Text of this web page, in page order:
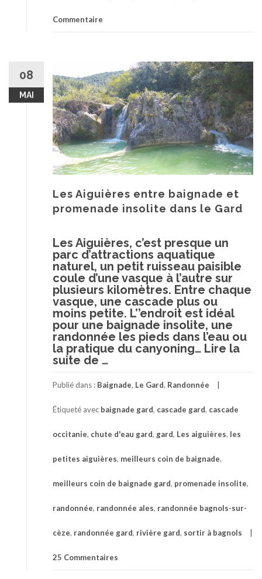
les
Commentaire
08
MAI
Les Aiguières entre baignade et
promenade insolite dans le Gard
Les Aiguières, c’est presque un
parc d’attractions aquatique
naturel, un petit ruisseau paisible
coule d’une vasque à l’autre sur
plusieurs kilomètres. Entre chaque
vasque, une cascade plus ou
moins petite. L’’endroit est idéal
pour une baignade insolite, une
randonnée les pieds dans l’eau ou
la pratique du canyoning… Lire la
suite de à
Aiguières
baignade
et
promenade
insolite
dans
le
Gard
…
Publié dans : Baignade, Le Gard, Randonnée
Étiqueté avec baignade gard, cascade gard, cascade
occitanie, chute d'eau gard, gard, Les aiguières, les
petites aiguières, meilleurs coin de baignade,
meilleurs coin de baignade gard, promenade insolite,
randonnée, randonnée ales, randonnée bagnols-sur-
cèze, randonnée gard, rivière gard, sortir à bagnols
25 Commentaires